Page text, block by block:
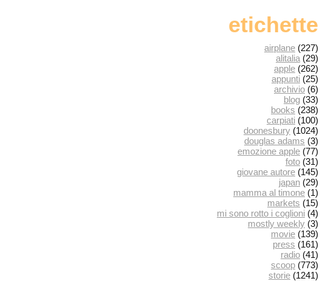
etichette
airplane (227)
alitalia (29)
apple (262)
appunti (25)
archivio (6)
blog (33)
books (238)
carpiati (100)
doonesbury (1024)
douglas adams (3)
emozione apple (77)
foto (31)
giovane autore (145)
japan (29)
mamma al timone (1)
markets (15)
mi sono rotto i coglioni (4)
mostly weekly (3)
movie (139)
press (161)
radio (41)
scoop (773)
storie (1241)